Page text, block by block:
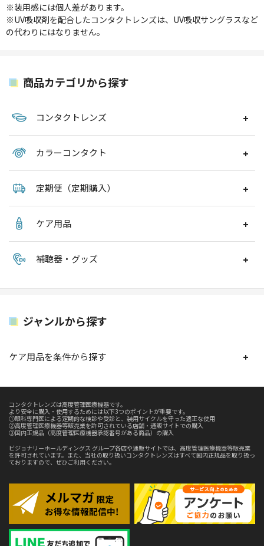
※装用感には個人差があります。
※UV吸収剤を配合したコンタクトレンズは、UV吸収サングラスなど
の代わりにはなりません。
商品カテゴリから探す
コンタクトレンズ
カラーコンタクト
定期便（定期購入）
ケア用品
補聴器・グッズ
ジャンルから探す
ケア用品を条件から探す
コンタクトレンズは高度管理医療機器です。
より安全に購入・使用するためには以下3つのポイントが重要です。
①眼科専門医による定期的な検診や受診と、装用サイクルを守った適正な使用
②高度管理医療機器等販売業を許可されている店舗・通販サイトでの購入
③国内正規品（高度管理医療機器承認番号がある商品）の購入
ビジョナリーホールディングス グループ各店や通販サイトでは、高度管理医療機器等販売業
を許可されています。また、当社の取り扱いコンタクトレンズはすべて国内正規品を取り扱っ
ておりますので、ぜひご利用ください。